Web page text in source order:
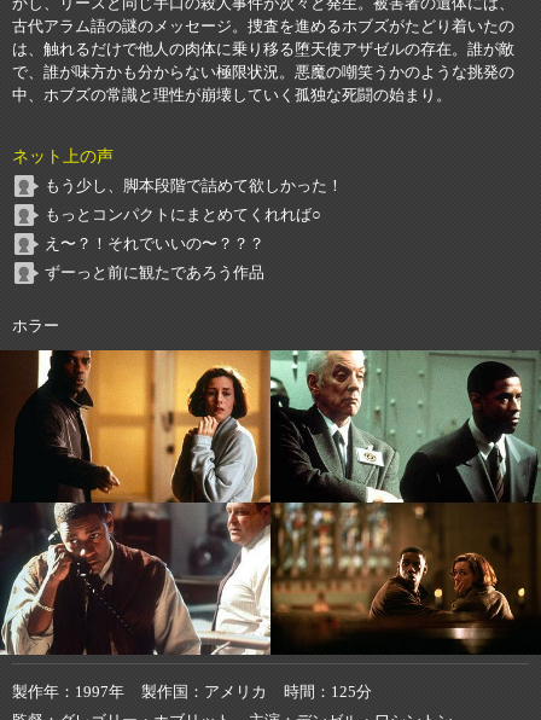
古代アラム語の謎のメッセージ。捜査を進めるホブズがたどり着いたの
は、触れるだけで他人の肉体に乗り移る堕天使アザゼルの存在。誰が敵
で、誰が味方かも分からない極限状況。悪魔の嘲笑うかのような挑発の
中、ホブズの常識と理性が崩壊していく孤独な死闘の始まり。
ネット上の声
もう少し、脚本段階で詰めて欲しかった！
もっとコンパクトにまとめてくれれば○
え〜？！それでいいの〜？？？
ずーっと前に観たであろう作品
ホラー
製作年 1997年 製作国 アメリカ 時間
125分